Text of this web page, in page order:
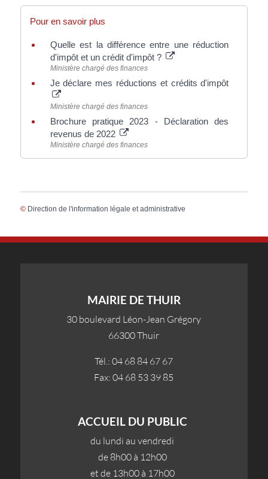
Pour en savoir plus
Quelle est la différence entre une réduction
d'impôt et un crédit d'impôt ?
Ministère chargé des finances
Je déclare mes réductions et crédits d'impôt
Ministère chargé des finances
Brochure pratique 2023 - Déclaration des
revenus de 2022
Ministère chargé des finances
© Direction de l'information légale et administrative
MAIRIE DE THUIR
30 boulevard Léon-Jean Grégory
66300 Thuir
Tél.: 04 68 84 67 67
Fax: 04 68 53 39 85
ACCUEIL DU PUBLIC
du lundi au vendredi
de 8h00 à 12h00
et de 13h00 à 17h00